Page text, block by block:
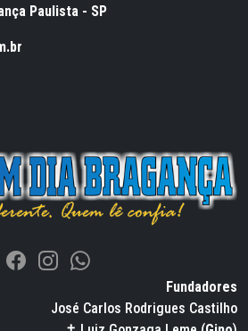
Paulista - SP
Fundadores
José Carlos Rodrigues Castilho